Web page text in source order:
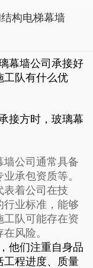
构电梯幕墙
幕墙公司承接好
工队有什么优
接方时，玻璃幕
墙公司通常具备
承包资质等。
表着公司在技
行业标准，能够
工队可能存在资
风险。
他们注重自身品
工程进度、质量